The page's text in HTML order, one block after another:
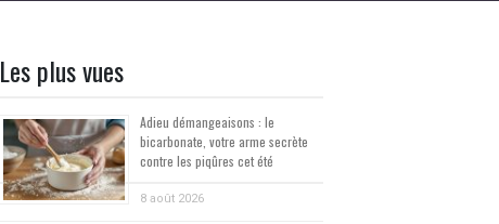
Les plus vues
Adieu démangeaisons : le
bicarbonate, votre arme secrète
contre les piqûres cet été
8 août 2026